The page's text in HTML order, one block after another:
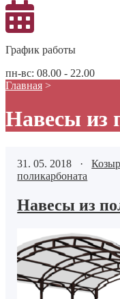
График работы
пн-вс: 08.00 - 22.00
Главная >
Навесы из
31. 05. 2018 ·
поликарбоната
Навесы из